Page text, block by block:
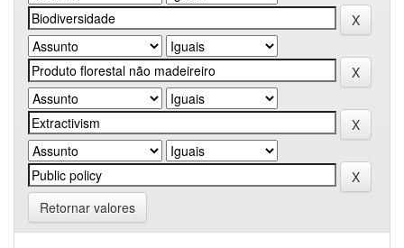
Retornar valores